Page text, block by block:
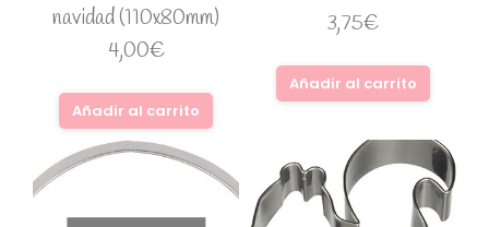
navidad (110x80mm)
4,00€
Añadir al carrito
3,75€
Añadir al carrito